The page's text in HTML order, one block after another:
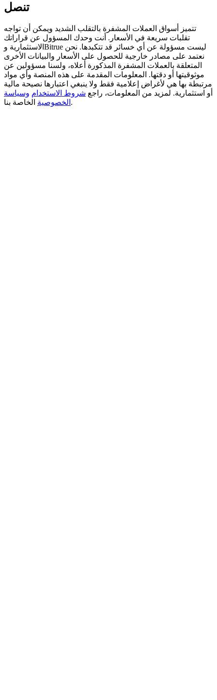
Deposit CASHCAT & Win
Share 500000 CASHCAT prize pool
Exclusive for BitMart Users
تنصل
تتميز أسواق العملات المشفرة بالتقلب الشديد ويمكن أن تواجه
تقلبات سريعة في الأسعار. أنت وحدك المسؤول عن قراراتك
الاستثمارية وBitrue ليست مسؤولة عن أي خسائر قد تتكبدها. نحن
نعتمد على مصادر خارجية للحصول على الأسعار والبيانات الأخرى
المتعلقة بالعملات المشفرة المذكورة أعلاه، ولسنا مسؤولين عن
موثوقيتها أو دقتها. المعلومات المقدمة على هذه المنصة وأي مواد
مرتبطة بها هي لأغراض إعلامية فقط ولا ينبغي اعتبارها نصيحة مالية
أو استثمارية. لمزيد من المعلومات، راجع شروط الاستخدام وسياسة
الخصوصية الخاصة بنا.